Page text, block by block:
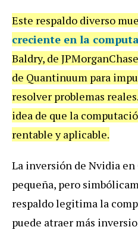
Este respaldo diverso
creciente en la
Baldry, de
de Quantinuum para
resolver problemas
idea de que la
rentable y aplicable.
La inversión de Nvidia
pequeña, pero
respaldo legitima la
puede atraer más